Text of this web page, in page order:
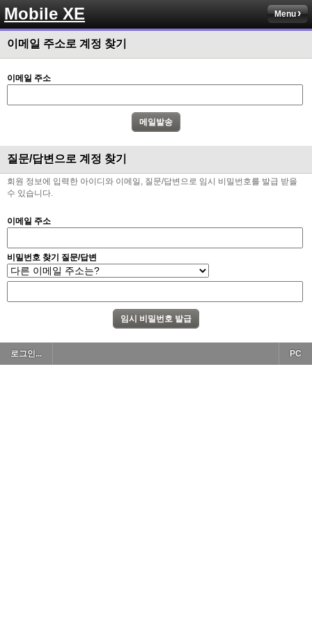
Mobile XE Menu
이메일 주소로 계정 찾기
이메일 주소
질문/답변으로 계정 찾기
회원 정보에 입력한 아이디와 이메일, 질문/답변으로 임시 비밀번호를 발급 받을
수 있습니다.
이메일 주소
비밀번호 찾기 질문/답변
로그인... PC